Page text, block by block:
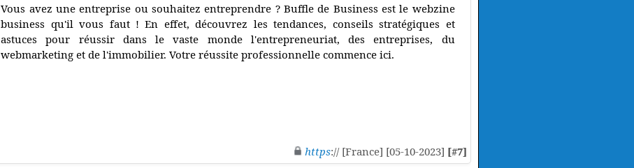
Vous avez une entreprise ou souhaitez entreprendre ? Buffle de Business est le webzine
business qu'il vous faut ! En effet, découvrez les tendances, conseils stratégiques et
astuces pour réussir dans le vaste monde l'entrepreneuriat, des entreprises, du
webmarketing et de l'immobilier. Votre réussite professionnelle commence ici.
https:// [France] [05-10-2023] [#7]